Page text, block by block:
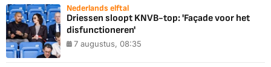
Nederlands elftal
Driessen sloopt KNVB-top: 'Façade voor het
disfunctioneren'
7 augustus, 08:35